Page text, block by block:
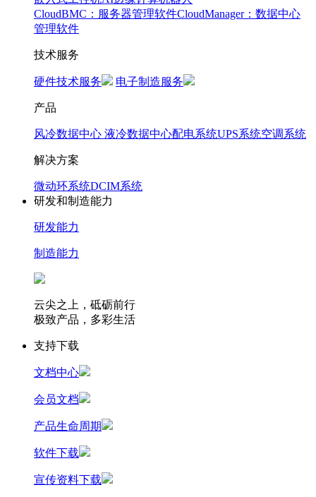
CloudBMC：服务器管理软件CloudManager：数据中心
管理软件
技术服务
硬件技术服务 电子制造服务
产品
风冷数据中心 液冷数据中心配电系统UPS系统空调系统
解决方案
微动环系统DCIM系统
研发和制造能力
研发能力
制造能力
云尖之上，砥砺前行
极致产品，多彩生活
支持下载
文档中心
会员文档
产品生命周期
软件下载
宣传资料下载